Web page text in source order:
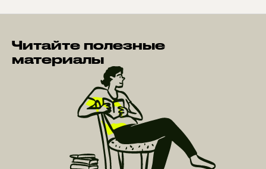
Читайте полезные
материалы